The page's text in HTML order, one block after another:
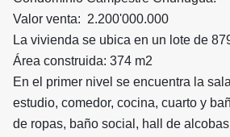
Valor venta: 2.200'000.000
La vivienda se ubica en un lote de
Área construida: 374 m2
En el primer nivel se encuentra la
estudio, comedor, cocina, cuarto y
de ropas, baño social, hall de